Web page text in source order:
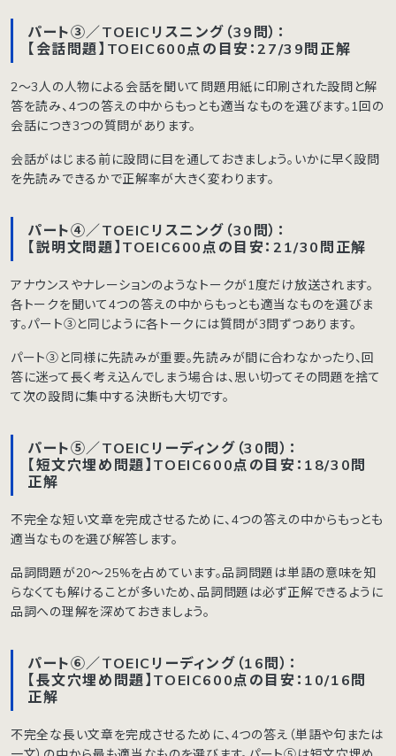
パート③／TOEICリスニング（39問）：
【会話問題】TOEIC600点の目安：27/39問正解
2〜3人の人物による会話を聞いて問題用紙に印刷された設問と解
答を読み、4つの答えの中からもっとも適当なものを選びます。1回の
会話につき3つの質問があります。
会話がはじまる前に設問に目を通しておきましょう。いかに早く設問
を先読みできるかで正解率が大きく変わります。
パート④／TOEICリスニング（30問）：
【説明文問題】TOEIC600点の目安：21/30問正解
アナウンスやナレーションのようなトークが1度だけ放送されます。
各トークを聞いて4つの答えの中からもっとも適当なものを選びま
す。パート③と同じように各トークには質問が3問ずつあります。
パート③と同様に先読みが重要。先読みが間に合わなかったり、回
答に迷って長く考え込んでしまう場合は、思い切ってその問題を捨て
て次の設問に集中する決断も大切です。
パート⑤／TOEICリーディング（30問）：
【短文穴埋め問題】TOEIC600点の目安：18/30問
正解
不完全な短い文章を完成させるために、4つの答えの中からもっとも
適当なものを選び解答します。
品詞問題が20〜25%を占めています。品詞問題は単語の意味を知
らなくても解けることが多いため、品詞問題は必ず正解できるように
品詞への理解を深めておきましょう。
パート⑥／TOEICリーディング（16問）：
【長文穴埋め問題】TOEIC600点の目安：10/16問
正解
不完全な長い文章を完成させるために、4つの答え（単語や句または